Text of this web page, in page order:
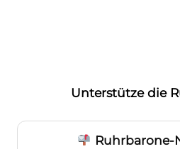
Unterstütze die
Ruhrbarone-